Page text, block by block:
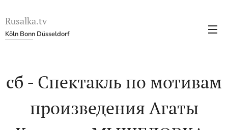
Rusalka.tv
Köln Bonn Düsseldorf
сб - Спектакль по мотивам
произведения Агаты